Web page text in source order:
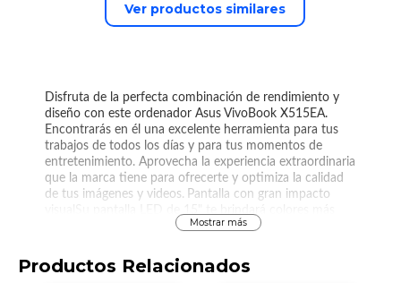
Ver productos similares
Disfruta de la perfecta combinación de rendimiento y
diseño con este ordenador Asus VivoBook X515EA.
Encontrarás en él una excelente herramienta para tus
trabajos de todos los días y para tus momentos de
entretenimiento. Aprovecha la experiencia extraordinaria
que la marca tiene para ofrecerte y optimiza la calidad
de tus imágenes y videos. Pantalla con gran impacto
vivos y definidos. Tus películas y series preferidas
cada detalle.
Mostrar más
Productos Relacionados